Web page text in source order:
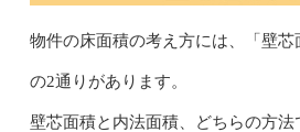
物件の床面積の考え方には、「壁芯
の2通りがあります。
壁芯面積と内法面積、どちらの方法